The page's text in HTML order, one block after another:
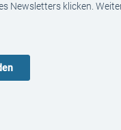
Newsletters klicken.